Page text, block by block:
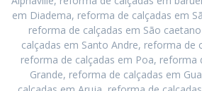
em Diadema, reforma de calçadas em
reforma de calçadas em São
calçadas em Santo Andre, reforma de
reforma de calçadas em Poa, reforma
Grande, reforma de calçadas em